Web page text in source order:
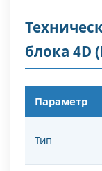
блока 4D
Параметр
Тип